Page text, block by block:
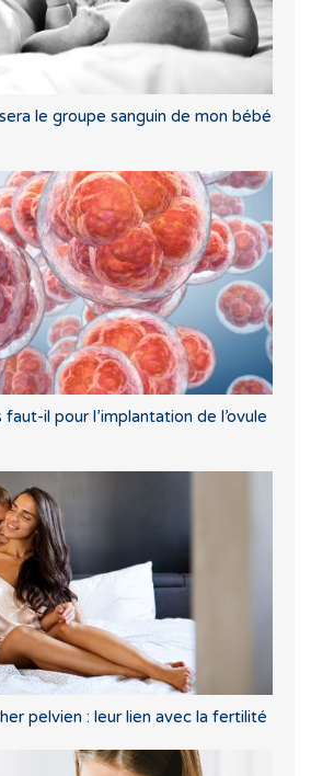
le groupe sanguin de mon bébé
il pour l’implantation de l’ovule
pelvien : leur lien avec la fertilité